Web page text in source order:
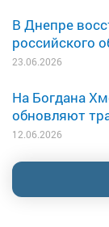
В Днепре
российского
23.06.2026
На Богдана
обновляют
12.06.2026